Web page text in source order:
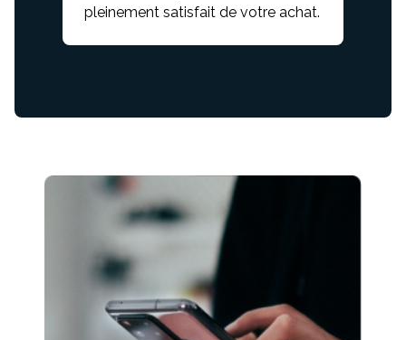
pleinement satisfait de votre achat.